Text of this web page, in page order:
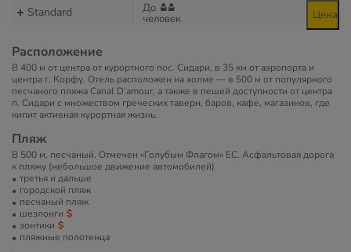
Standard До
человек Цена
Расположение
В 400 м от центра от курортного пос. Сидари, в 35 км от аэропорта и
центра г. Корфу. Отель расположен на холме — в 500 м от популярного
песчаного пляжа Canal D’amour, а также в пешей доступности от центра
п. Сидари с множеством греческих таверн, баров, кафе, магазинов, где
кипит активная курортная жизнь.
Пляж
В 500 м, песчаный. Отмечен «Голубым Флагом» ЕС. Асфальтовая дорога
к пляжу (небольшое движение автомобилей)
третья и дальше
городской пляж
песчаный пляж
шезлонги
зонтики
пляжные полотенца